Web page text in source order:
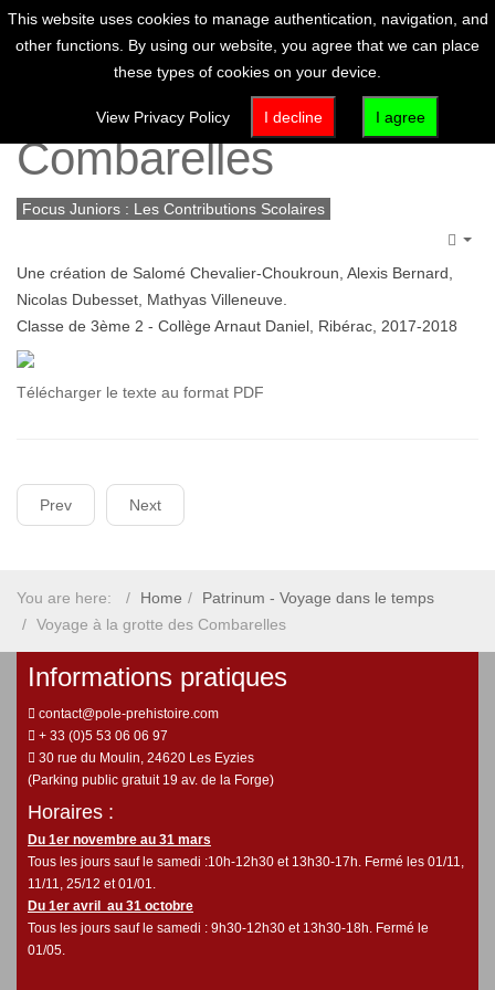
Voyage à la grotte des
Combarelles
Focus Juniors : Les Contributions Scolaires
Une création de Salomé Chevalier-Choukroun, Alexis Bernard,
Nicolas Dubesset, Mathyas Villeneuve.
Classe de 3ème 2 - Collège Arnaut Daniel, Ribérac, 2017-2018
Télécharger le texte au format PDF
Prev Next
You are here: Home
Patrinum - Voyage dans le temps
Voyage à la grotte des Combarelles
Informations pratiques
contact@pole-prehistoire.com
+ 33 (0)5 53 06 06 97
30 rue du Moulin, 24620 Les Eyzies
(Parking public gratuit 19 av. de la Forge)
Horaires :
Du 1er novembre au 31 mars
Tous les jours sauf le samedi :10h-12h30 et 13h30-17h. Fermé les 01/11,
11/11, 25/12 et 01/01.
Du 1er avril au 31 octobre
Tous les jours sauf le samedi : 9h30-12h30 et 13h30-18h. Fermé le
01/05.
This website uses cookies to manage authentication, navigation, and
other functions. By using our website, you agree that we can place
these types of cookies on your device.
View Privacy Policy I decline I agree